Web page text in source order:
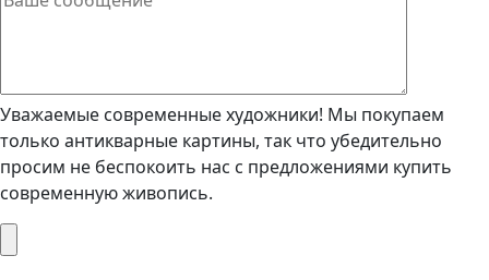
Уважаемые современные художники! Мы покупаем
только антикварные картины, так что убедительно
просим не беспокоить нас с предложениями купить
современную живопись.